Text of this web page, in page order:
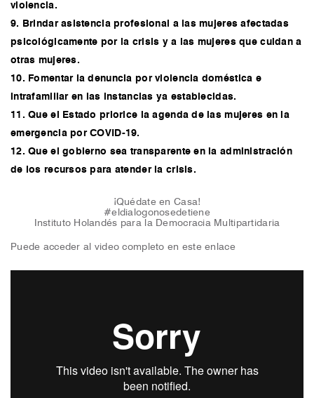
violencia.
9. Brindar asistencia profesional a las mujeres afectadas
psicológicamente por la crisis y a las mujeres que cuidan a
otras mujeres.
10. Fomentar la denuncia por violencia doméstica e
intrafamiliar en las instancias ya establecidas.
11. Que el Estado priorice la agenda de las mujeres en la
emergencia por COVID-19.
12. Que el gobierno sea transparente en la administración
de los recursos para atender la crisis.
¡Quédate en Casa!
#eldialogonosedetiene
Instituto Holandés para la Democracia Multipartidaria
Puede acceder al video completo en este enlace